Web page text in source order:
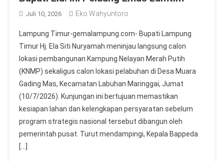
Juli 10, 2026 Eko Wahyuntoro
Lampung Timur-gemalampung.com- Bupati Lampung
Timur Hj. Ela Siti Nuryamah meninjau langsung calon
lokasi pembangunan Kampung Nelayan Merah Putih
(KNMP) sekaligus calon lokasi pelabuhan di Desa Muara
Gading Mas, Kecamatan Labuhan Maringgai, Jumat
(10/7/2026). Kunjungan ini bertujuan memastikan
kesiapan lahan dan kelengkapan persyaratan sebelum
program strategis nasional tersebut dibangun oleh
pemerintah pusat. Turut mendampingi, Kepala Bappeda
[…]